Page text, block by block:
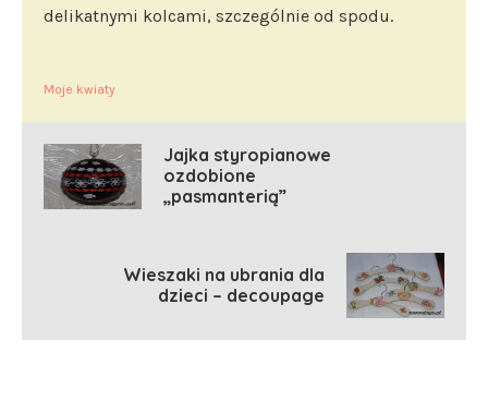
delikatnymi kolcami, szczególnie od spodu.
Moje kwiaty
Jajka styropianowe
ozdobione
„pasmanterią”
Wieszaki na ubrania dla
dzieci – decoupage